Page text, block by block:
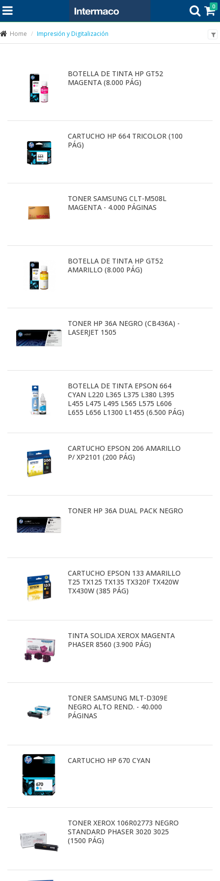
0
Home Impresión y Digitalización
BOTELLA DE TINTA HP GT52
MAGENTA (8.000 PÁG)
CARTUCHO HP 664 TRICOLOR (100
PÁG)
TONER SAMSUNG CLT-M508L
MAGENTA - 4.000 PÁGINAS
BOTELLA DE TINTA HP GT52
AMARILLO (8.000 PÁG)
TONER HP 36A NEGRO (CB436A) -
LASERJET 1505
BOTELLA DE TINTA EPSON 664
CYAN L220 L365 L375 L380 L395
L455 L475 L495 L565 L575 L606
L655 L656 L1300 L1455 (6.500 PÁG)
CARTUCHO EPSON 206 AMARILLO
P/ XP2101 (200 PÁG)
TONER HP 36A DUAL PACK NEGRO
CARTUCHO EPSON 133 AMARILLO
T25 TX125 TX135 TX320F TX420W
TX430W (385 PÁG)
TINTA SOLIDA XEROX MAGENTA
PHASER 8560 (3.900 PÁG)
TONER SAMSUNG MLT-D309E
NEGRO ALTO REND. - 40.000
PÁGINAS
CARTUCHO HP 670 CYAN
TONER XEROX 106R02773 NEGRO
STANDARD PHASER 3020 3025
(1500 PÁG)